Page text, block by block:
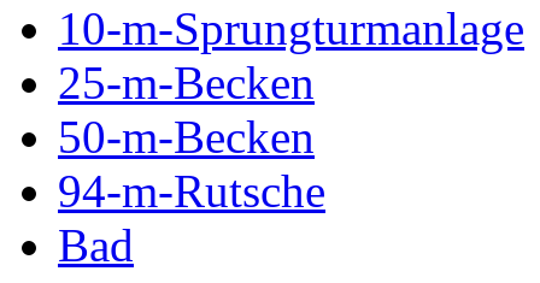
10-m-Sprungturmanlage
25-m-Becken
50-m-Becken
94-m-Rutsche
Bad